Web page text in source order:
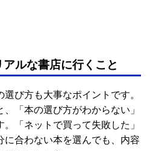
ルな書店に行くこと
び方も大事なポイントです。
「本の選び方がわからない」
「ネットで買って失敗した」
に合わない本を選んでも、内容